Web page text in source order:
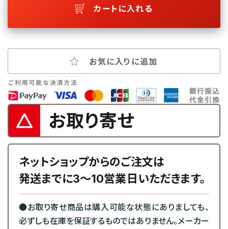
カートに入れる
お気に入りに追加
お取り寄せ
ネットショップからのご注文は
発送までに3～10営業日いただきます。
●お取り寄せ商品は購入可能な状態にありましても、
必ずしも在庫を保証するものではありません。メーカー